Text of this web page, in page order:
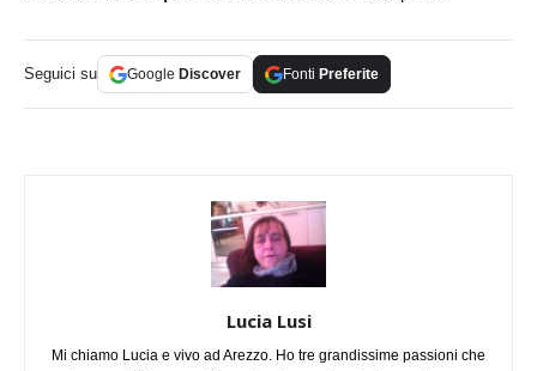
Seguici su Google Discover Fonti Preferite
Lucia Lusi
Mi chiamo Lucia e vivo ad Arezzo. Ho tre grandissime passioni che